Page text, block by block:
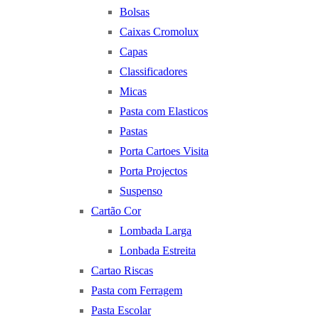
Bolsas
Caixas Cromolux
Capas
Classificadores
Micas
Pasta com Elasticos
Pastas
Porta Cartoes Visita
Porta Projectos
Suspenso
Cartão Cor
Lombada Larga
Lonbada Estreita
Cartao Riscas
Pasta com Ferragem
Pasta Escolar